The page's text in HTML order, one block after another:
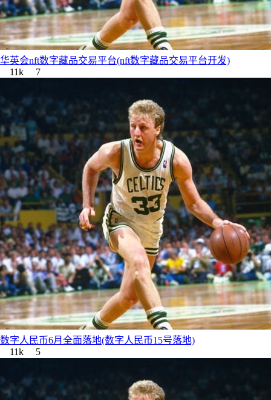
华英会nft数字藏品交易平台(nft数字藏品交易平台开发)
11k
7
数字人民币6月全面落地(数字人民币15号落地)
11k
5